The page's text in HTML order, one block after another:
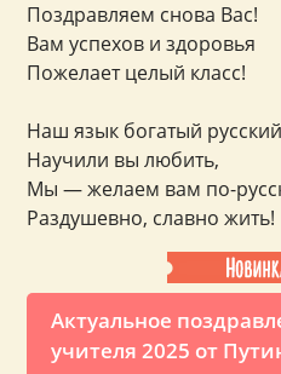
Актуальное
учителя 2025 от
Поздравляем снова Вас!
Вам успехов и здоровья
Пожелает целый класс!
Наш язык богатый русский
Научили вы любить,
Мы — желаем вам по-
Раздушевно, славно жить!